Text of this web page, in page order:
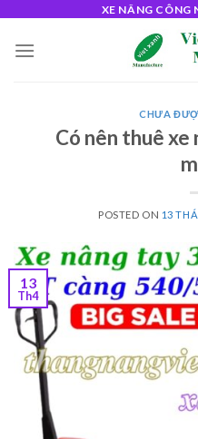
content
XE NÂNG CÔNG
CHƯA
Có nên thuê xe
POSTED ON 13
13
Th4